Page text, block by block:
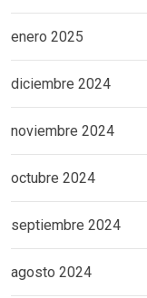
enero 2025
diciembre 2024
noviembre 2024
octubre 2024
septiembre 2024
agosto 2024